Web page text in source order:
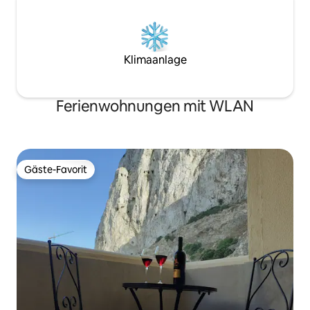
Klimaanlage
Ferienwohnungen mit WLAN
Gäste-Favorit
Gäste-Favorit